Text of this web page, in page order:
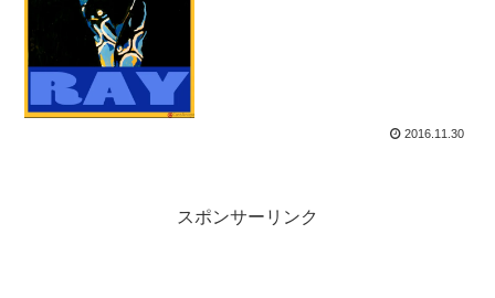
2016.11.30
スポンサーリンク